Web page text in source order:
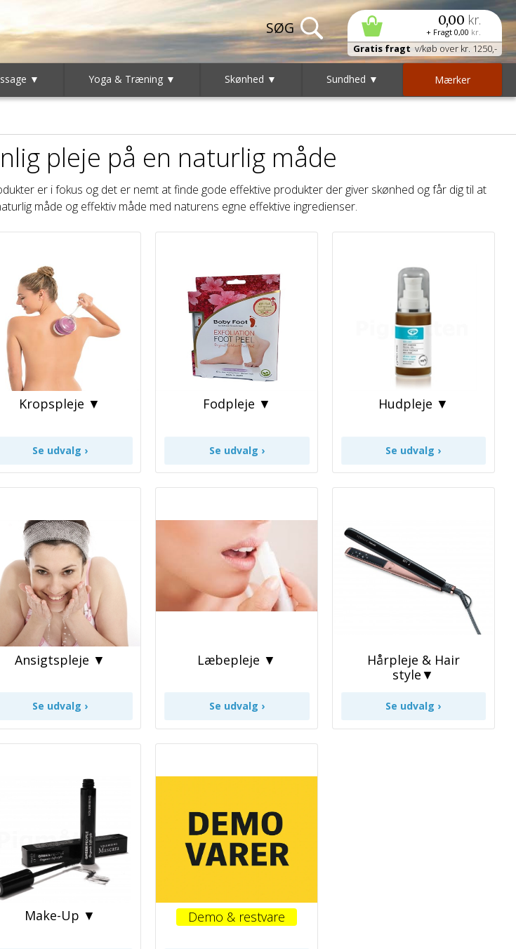
0,00 kr.
+ Fragt 0,00 kr.
Gratis fragt v/køb over kr. 1250,-
▼ Yoga & Træning ▼ Skønhed ▼ Sundhed ▼ Mærker
pleje på en naturlig måde
er i fokus og det er nemt at finde gode effektive produkter der giver skønhed og får dig til at
måde og effektiv måde med naturens egne effektive ingredienser.
Kropspleje ▼ Fodpleje ▼ Hudpleje ▼
Ansigtspleje ▼ Læbepleje ▼
Hårpleje & Hair
style▼
Make-Up ▼ Demo & restvare